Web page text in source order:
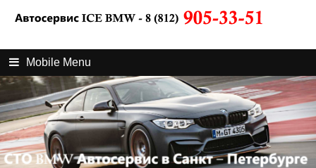
Mobile Menu